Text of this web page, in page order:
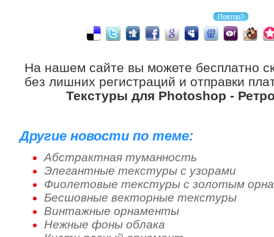
На нашем сайте вы можете бесплатно
без лишних регистраций и отправки
Текстуры для Photoshop -
Другие новости по теме:
Абстрактная туманность
Элегантные текстуры с узорами
Фиолетовые текстуры с золотым
Бесшовные векторные текстуры
Винтажные орнаменты
Нежные фоны облака